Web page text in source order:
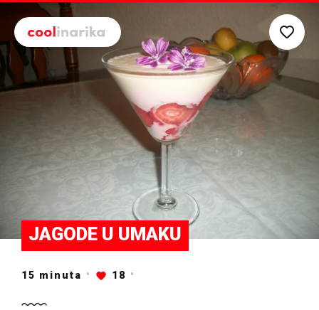
Preskoči na glavni sadržaj
JAGODE U UMAKU
15 minuta 18